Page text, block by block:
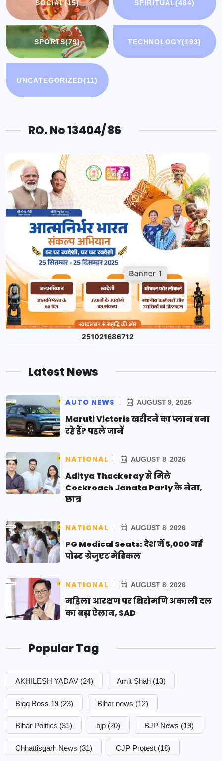
SOCIAL(15) SPIRITUAL(484)
SPORTS(79) TECHNOLOGY(193)
UNCATEGORIZED(11)
RO. No 13404/ 86
Latest News
AUTO NEWS AUGUST 9, 2026
Maruti Victoris खरीदने का प्लान बना
रहे हैं? पहले जानें
NATIONAL AUGUST 8, 2026
Aditya Thackeray से मिले
Cockroach Janata Party के नेता,
छात्र
NATIONAL AUGUST 8, 2026
PG Medical Seats: देश में 5,000 नई
पोस्ट ग्रेजुएट मेडिकल
NATIONAL AUGUST 8, 2026
महिला आरक्षण पर शिरोमणि अकाली दल
का बड़ा ऐलान, SAD
Popular Tag
AKHILESH YADAV (24) Amit Shah (13)
Bigg Boss 19 (23) Bihar news (12)
Bihar Politics (31) bjp (20) BJP News (19)
Chhattisgarh News (31) CJP Protest (18)